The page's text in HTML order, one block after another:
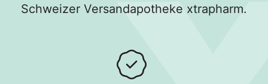
Schweizer Versandapotheke xtrapharm.